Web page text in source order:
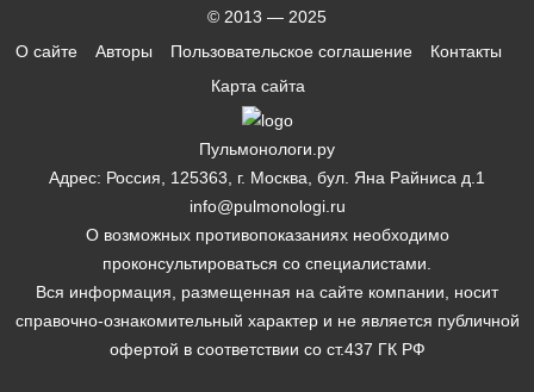
© 2013 — 2025
О сайте
Авторы Пользовательское соглашение
Контакты
Карта сайта
Пульмонологи.ру
Адрес: Россия, 125363, г. Москва, бул. Яна Райниса д.1
info@pulmonologi.ru
О возможных противопоказаниях необходимо
проконсультироваться со специалистами.
Вся информация, размещенная на сайте компании, носит
справочно-ознакомительный характер и не является публичной
офертой в соответствии со ст.437 ГК РФ